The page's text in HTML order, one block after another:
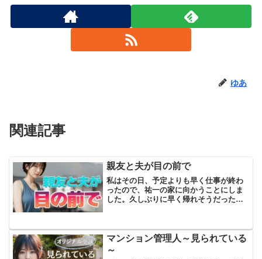
ゆあ
関連記事
親友と夫が目の前で
私はその日、予定よりも早く仕事が終わ
ったので、祐一の家に向かうことにしま
した。久しぶりに早く帰れそうだったの
りました。そして、そこに...
マンション管理人～見られている
～